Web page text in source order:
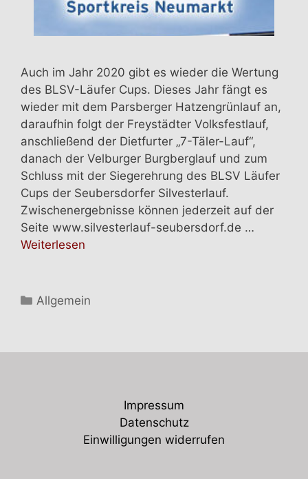
Auch im Jahr 2020 gibt es wieder die Wertung
des BLSV-Läufer Cups. Dieses Jahr fängt es
wieder mit dem Parsberger Hatzengrünlauf an,
daraufhin folgt der Freystädter Volksfestlauf,
anschließend der Dietfurter „7-Täler-Lauf“,
danach der Velburger Burgberglauf und zum
Schluss mit der Siegerehrung des BLSV Läufer
Cups der Seubersdorfer Silvesterlauf.
Zwischenergebnisse können jederzeit auf der
Seite www.silvesterlauf-seubersdorf.de …
Weiterlesen
Kategorien
Allgemein
Impressum
Datenschutz
Einwilligungen widerrufen